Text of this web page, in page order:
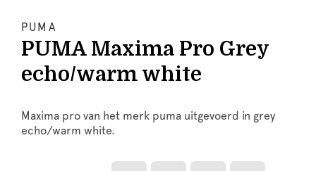
PUMA
PUMA Maxima Pro Grey
echo/warm white
Maxima pro van het merk puma uitgevoerd in grey
echo/warm white.